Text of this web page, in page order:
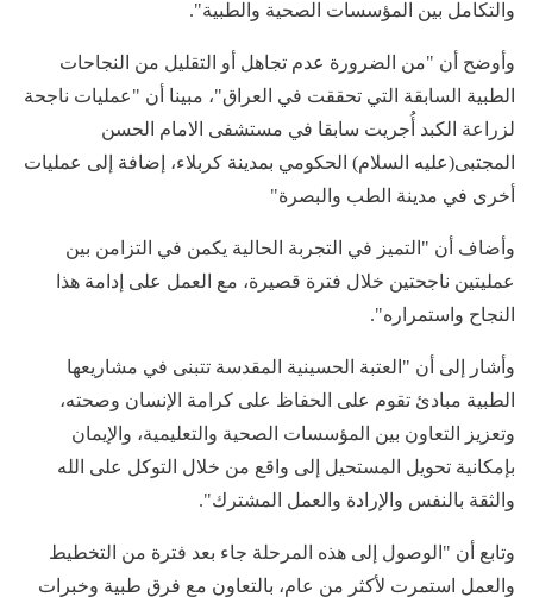
والتكامل بين المؤسسات الصحية والطبية".
وأوضح أن "من الضرورة عدم تجاهل أو التقليل من النجاحات
الطبية السابقة التي تحققت في العراق"، مبينا أن "عمليات ناجحة
لزراعة الكبد أُجريت سابقا في مستشفى الامام الحسن
المجتبى(عليه السلام) الحكومي بمدينة كربلاء، إضافة إلى عمليات
أخرى في مدينة الطب والبصرة"
وأضاف أن "التميز في التجربة الحالية يكمن في التزامن بين
عمليتين ناجحتين خلال فترة قصيرة، مع العمل على إدامة هذا
النجاح واستمراره".
وأشار إلى أن "العتبة الحسينية المقدسة تتبنى في مشاريعها
الطبية مبادئ تقوم على الحفاظ على كرامة الإنسان وصحته،
وتعزيز التعاون بين المؤسسات الصحية والتعليمية، والإيمان
بإمكانية تحويل المستحيل إلى واقع من خلال التوكل على الله
والثقة بالنفس والإرادة والعمل المشترك".
وتابع أن "الوصول إلى هذه المرحلة جاء بعد فترة من التخطيط
والعمل استمرت لأكثر من عام، بالتعاون مع فرق طبية وخبرات